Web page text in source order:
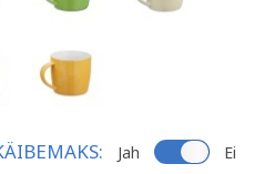
Jah Ei